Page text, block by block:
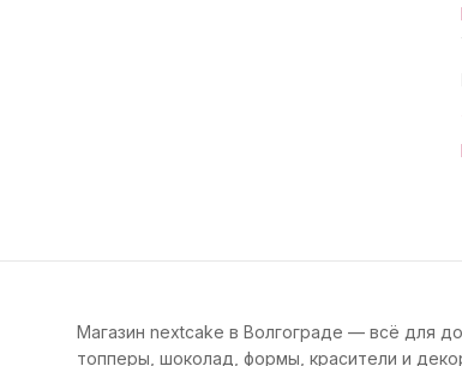
Магазин nextcake в Волгограде — всё для
топперы, шоколад, формы, красители и